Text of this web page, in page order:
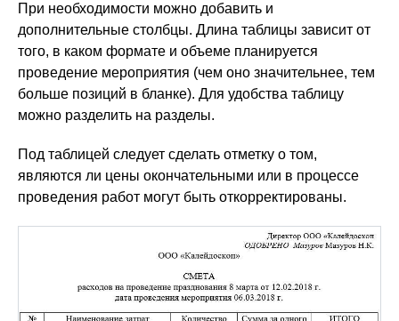
При необходимости можно добавить и
дополнительные столбцы. Длина таблицы зависит от
того, в каком формате и объеме планируется
проведение мероприятия (чем оно значительнее, тем
больше позиций в бланке). Для удобства таблицу
можно разделить на разделы.
Под таблицей следует сделать отметку о том,
являются ли цены окончательными или в процессе
проведения работ могут быть откорректированы.